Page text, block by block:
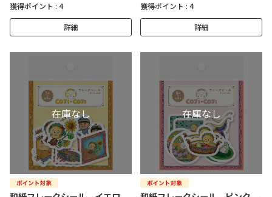
獲得ポイント : 4
詳細
獲得ポイント : 4
詳細